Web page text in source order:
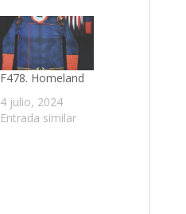
F478. Homeland
4 julio, 2024
Entrada similar